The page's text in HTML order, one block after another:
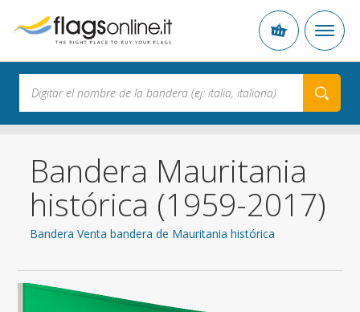
Bandera Mauritania
histórica (1959-2017)
Bandera Venta bandera de Mauritania histórica